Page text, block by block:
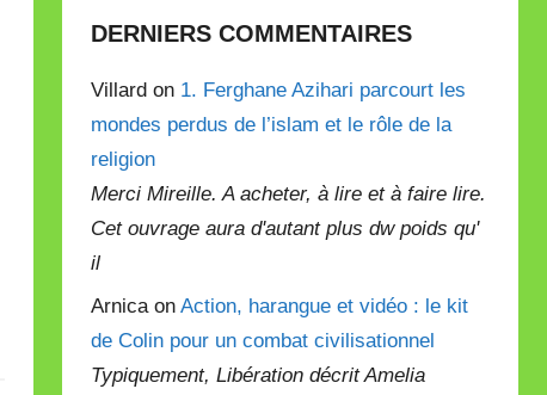
DERNIERS COMMENTAIRES
Villard on 1. Ferghane Azihari parcourt les
mondes perdus de l’islam et le rôle de la
religion
Merci Mireille. A acheter, à lire et à faire lire.
Cet ouvrage aura d'autant plus dw poids qu'
il
Arnica onAction, harangue et vidéo : le kit
de Colin pour un combat civilisationnel
Typiquement, Libération décrit Amelia